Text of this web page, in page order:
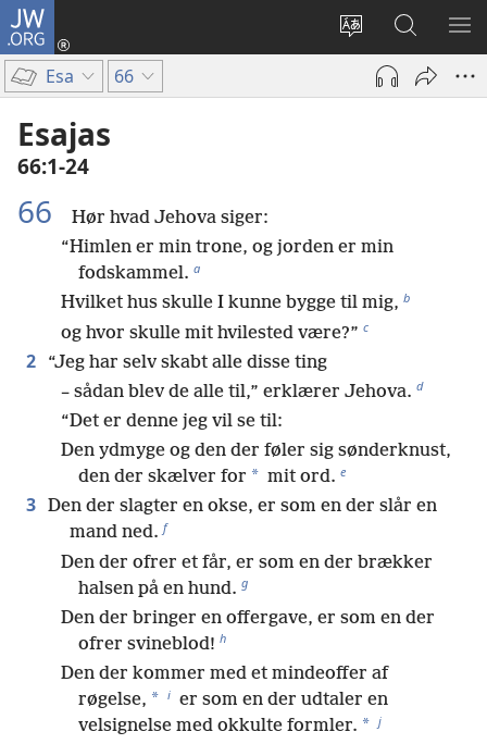
JW.ORG
Vælg
sprog
Log
på
(åbner
Søg
på
JW.ORG
VIS
Esa 66
Esajas
66:1-24
66
Hør hvad Jehova siger:
“Himlen er min trone, og jorden er min
fodskammel. a
Hvilket hus skulle I kunne bygge til mig, b
og hvor skulle mit hvilested være?” c
2
“Jeg har selv skabt alle disse ting
– sådan blev de alle til,” erklærer Jehova. d
“Det er denne jeg vil se til:
Den ydmyge og den der føler sig sønderknust,
den der skælver for * mit ord. e
3 Den der slagter en okse, er som en der slår en
mand ned. f
Den der ofrer et får, er som en der brækker
halsen på en hund. g
Den der bringer en offergave, er som en der
ofrer svineblod! h
Den der kommer med et mindeoffer af
røgelse, * i er som en der udtaler en
velsignelse med okkulte formler. * j